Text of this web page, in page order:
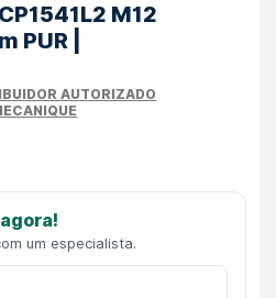
M12
PUR |
AUTORIZADO
um especialista.